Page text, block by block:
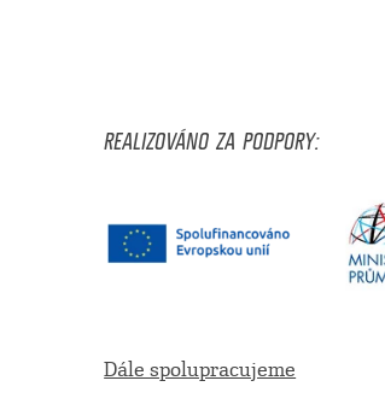
REALIZOVÁNO ZA PODPORY:
Dále spolupracujeme